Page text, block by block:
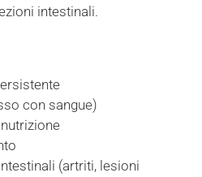
intestinali.
con sangue)
(artriti, lesioni